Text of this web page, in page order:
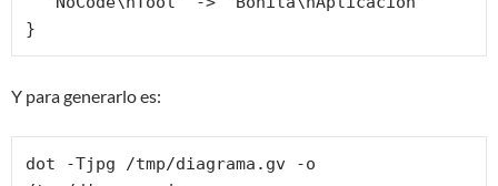
}
Y para generarlo es:
dot -Tjpg /tmp/diagrama.gv -o